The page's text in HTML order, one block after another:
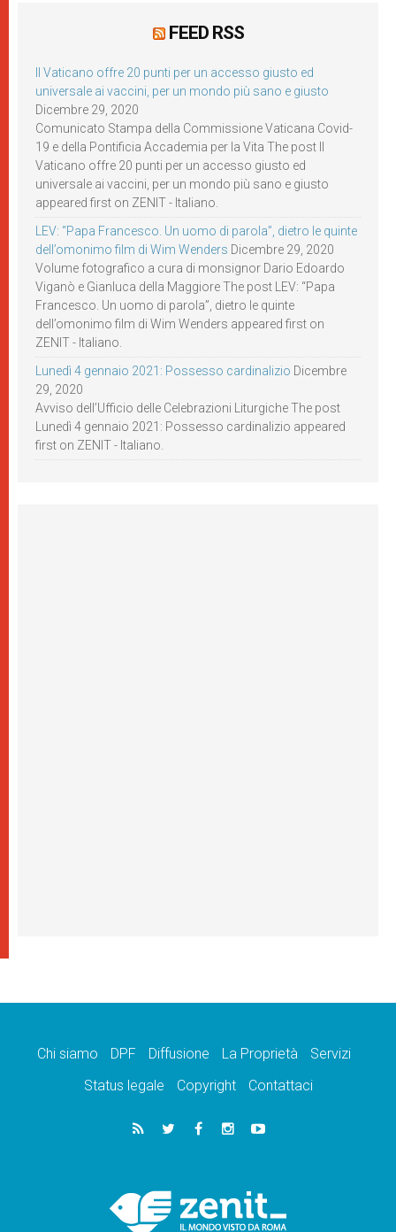
FEED RSS
Il Vaticano offre 20 punti per un accesso giusto ed
universale ai vaccini, per un mondo più sano e giusto
Dicembre 29, 2020
Comunicato Stampa della Commissione Vaticana Covid-
19 e della Pontificia Accademia per la Vita The post Il
Vaticano offre 20 punti per un accesso giusto ed
universale ai vaccini, per un mondo più sano e giusto
appeared first on ZENIT - Italiano.
LEV: “Papa Francesco. Un uomo di parola”, dietro le quinte
dell’omonimo film di Wim Wenders Dicembre 29, 2020
Volume fotografico a cura di monsignor Dario Edoardo
Viganò e Gianluca della Maggiore The post LEV: “Papa
Francesco. Un uomo di parola”, dietro le quinte
dell’omonimo film di Wim Wenders appeared first on
ZENIT - Italiano.
Lunedì 4 gennaio 2021: Possesso cardinalizio Dicembre
29, 2020
Avviso dell’Ufficio delle Celebrazioni Liturgiche The post
Lunedì 4 gennaio 2021: Possesso cardinalizio appeared
first on ZENIT - Italiano.
Chi siamo DPF Diffusione La Proprietà
Servizi
Status legale
Copyright Contattaci